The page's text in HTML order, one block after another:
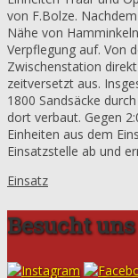
von F.Bolze.
Nähe von
Verpflegung auf. Von
Zwischenstation
zeitversetzt aus.
1800 Sandsäcke
dort verbaut. Gegen
Einheiten aus dem
Einsatzstelle ab und
Einsatz
Besucht